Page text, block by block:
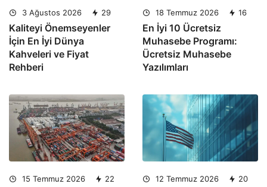
3 Ağustos 2026 29
Kaliteyi Önemseyenler
İçin En İyi Dünya
Kahveleri ve Fiyat
Rehberi
18 Temmuz 2026 16
En İyi 10 Ücretsiz
Muhasebe Programı:
Ücretsiz Muhasebe
Yazılımları
15 Temmuz 2026 22 12 Temmuz 2026 20